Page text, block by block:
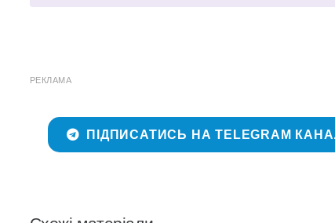
РЕКЛАМА
ПІДПИСАТИСЬ НА TELEGRAM